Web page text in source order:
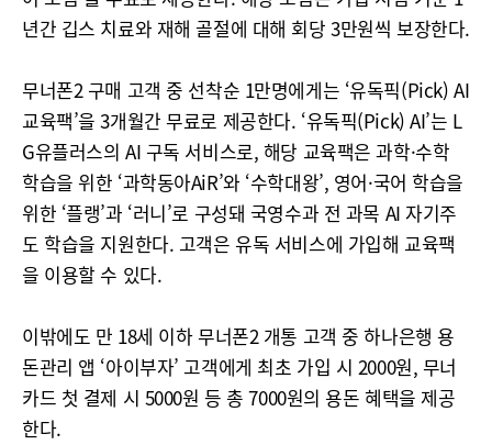
년간 깁스 치료와 재해 골절에 대해 회당 3만원씩 보장한다.
무너폰2 구매 고객 중 선착순 1만명에게는 ‘유독픽(Pick) AI
교육팩’을 3개월간 무료로 제공한다. ‘유독픽(Pick) AI’는 L
G유플러스의 AI 구독 서비스로, 해당 교육팩은 과학·수학
학습을 위한 ‘과학동아AiR’와 ‘수학대왕’, 영어·국어 학습을
위한 ‘플랭’과 ‘러니’로 구성돼 국영수과 전 과목 AI 자기주
도 학습을 지원한다. 고객은 유독 서비스에 가입해 교육팩
을 이용할 수 있다.
이밖에도 만 18세 이하 무너폰2 개통 고객 중 하나은행 용
돈관리 앱 ‘아이부자’ 고객에게 최초 가입 시 2000원, 무너
카드 첫 결제 시 5000원 등 총 7000원의 용돈 혜택을 제공
한다.